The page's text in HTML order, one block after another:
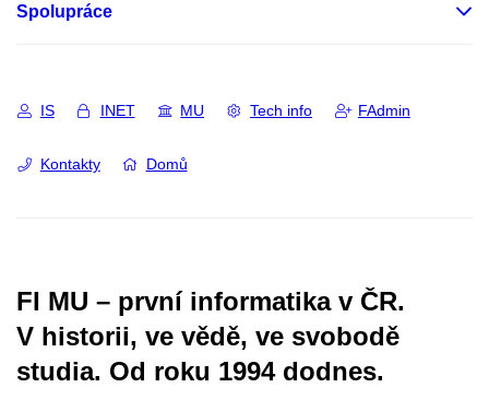
Spolupráce
IS INET MU Tech info FAdmin
Kontakty Domů
FI MU – první informatika v ČR.
V historii, ve vědě, ve svobodě
studia. Od roku 1994 dodnes.